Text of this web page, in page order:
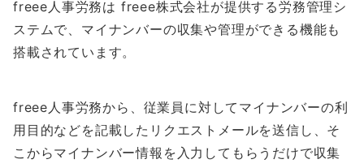
freee人事労務は freee株式会社が提供する労務管理シ
ステムで、マイナンバーの収集や管理ができる機能も
搭載されています。
freee人事労務から、従業員に対してマイナンバーの利
用目的などを記載したリクエストメールを送信し、そ
こからマイナンバー情報を入力してもらうだけで収集